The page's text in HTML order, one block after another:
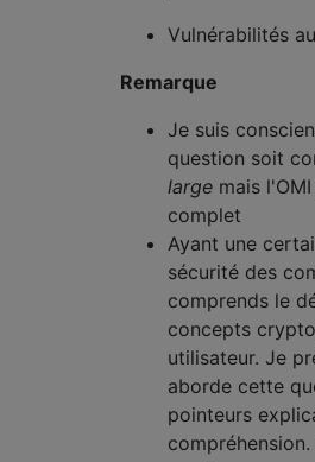
Vulnérabilités
Remarque
Je suis
question soit
large mais
complet
Ayant une
sécurité des
comprends le
concepts
utilisateur. Je
aborde cette
pointeurs